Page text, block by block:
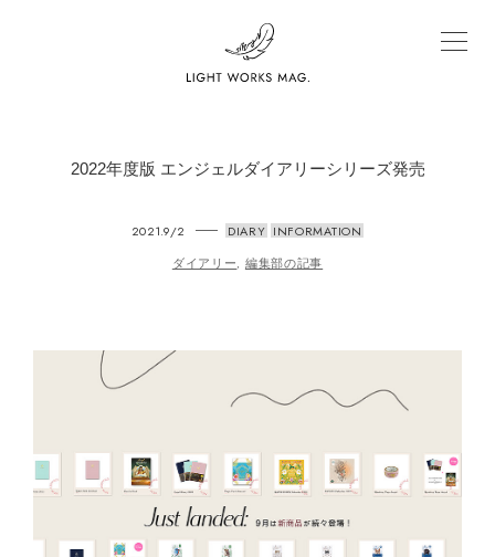
2022年度版 エンジェルダイアリーシリーズ発売
2021.9/2 DIARY INFORMATION
ダイアリー 編集部の記事